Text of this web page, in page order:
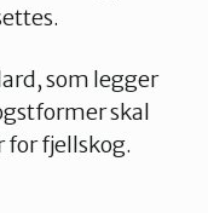
som legger
skal
for fjellskog.